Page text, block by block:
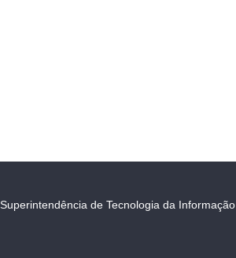
Superintendência de Tecnologia da Informação